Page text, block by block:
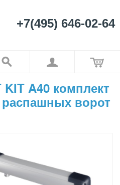
+7(495) 646-02-64
KIT A40 комплект
ворот